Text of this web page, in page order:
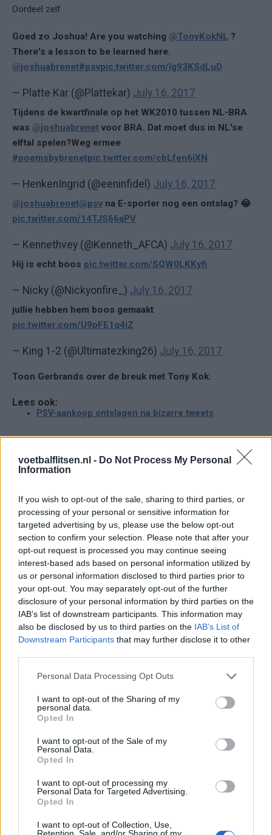
voetbalflitsen.nl - Do Not Process My Personal
Information
If you wish to opt-out of the sale, sharing to third parties, or
processing of your personal or sensitive information for
targeted advertising by us, please use the below opt-out
section to confirm your selection. Please note that after your
opt-out request is processed you may continue seeing
interest-based ads based on personal information utilized by
us or personal information disclosed to third parties prior to
your opt-out. You may separately opt-out of the further
disclosure of your personal information by third parties on the
IAB’s list of downstream participants. This information may
also be disclosed by us to third parties on the IAB’s List of
Downstream Participants that may further disclose it to other
Personal Data Processing Opt Outs
I want to opt-out of the Sharing of my
personal data.
Opted In
I want to opt-out of the Sale of my
Personal Data.
Opted In
I want to opt-out of processing my
Personal Data for Targeted Advertising.
Opted In
I want to opt-out of Collection, Use,
Retention, Sale, and/or Sharing of my
Oordeel zelf.
Goed zo Joshua! Are you watching @TonyKokNL ?
There's a lesson to be learned here.
@joshuabrenet#psvpic.twitter.com/lg93KSdLuD
— Platte Kar (@Plattekar) July 16, 2017
Tijdens de kwartfinale op het WK2010 tussen NL-BRA
was @joshuabrenet voor BRA. Dat moet dus in NL'se
elftal spelen?Weg ermee
#poemsbybrenetpic.twitter.com/cbLfen6iXN
— HenkenIngrid (@eeninfidel) July 16, 2017
@joshuabrenet@psv na E-sporter nog een ontslag? 😂
pic.twitter.com/14TJS66aPV
— Kennethvey (@Kenneth_AFCA) July 16, 2017
Hij is echt boos pic.twitter.com/SQW0LKKyfi
— Nicky (@Nickyonfire_) July 16, 2017
jullie hebben hem boos gemaakt
pic.twitter.com/U9pFE1q4iZ
— King 1-2 (@Ultimatezking26) July 16, 2017
Toon Gerbrands over de breuk met Tony Kok.
Lees ook:
PSV-aankoop ontslagen na bizarre tweets
Daarom zit Peter Bosz niet op de bank bij PSV
Welke keeper kiest FC Twente als Drommel
afhaakt? Deze opties heeft Ten Hag
PSV-shirts zorgen voor hilariteit tijdens
Rotterdams Zomercarnaval: 'Dat kan hier niet'
Zorgen nemen toe bij PSV: Bosz snoeihard, fans
eisen defensieve versterkingen
Ooit de toekomst van PSV, nu op weg naar de
uitgang: het verhaal van Babadi
niet tactisch, maar taalkundig
dit bedrag kan PSV'er vertrekken
Bommel als nieuwe bondscoach
serieuze optie